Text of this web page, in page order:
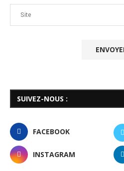
SUIVEZ-NOUS :
FACEBOOK
INSTAGRAM